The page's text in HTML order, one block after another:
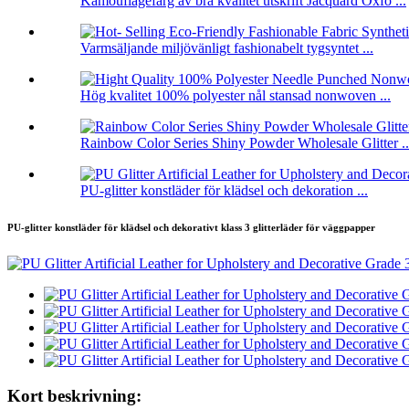
Varmsäljande miljövänligt fashionabelt tygsyntet ...
Hög kvalitet 100% polyester nål stansad nonwoven ...
Rainbow Color Series Shiny Powder Wholesale Glitter
PU-glitter konstläder för klädsel och dekoration ...
PU-glitter konstläder för klädsel och dekorativt klass 3 glitterläder för väggpapper
Kort beskrivning: